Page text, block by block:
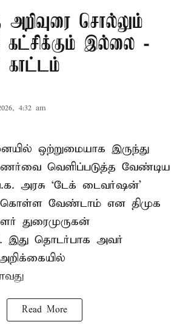
அறிவுரை சொல்லும்
கட்சிக்கும் இல்லை -
காட்டம்
4:32 am
ஒற்றுமையாக இருந்து
வெளிப்படுத்த வேண்டிய
அரசு ‘டேக் டைவர்ஷன்’
வேண்டாம் என திமுக
துரைமுருகன்
இது தொடர்பாக அவர்
Read More